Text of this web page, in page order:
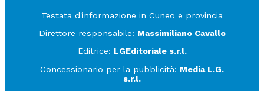
Testata d'informazione in Cuneo e provincia
Direttore responsabile: Massimiliano Cavallo
Editrice: LGEditoriale s.r.l.
Concessionario per la pubblicità: Media L.G.
s.r.l.